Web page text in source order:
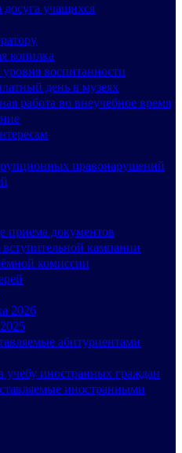
учащихся
копилка
воспитанности
день в музеях
работа во внеучебное время
правонарушений
приема документов
кампании
комиссии
2026
абитуриентами
учебу иностранных граждан
иностранными